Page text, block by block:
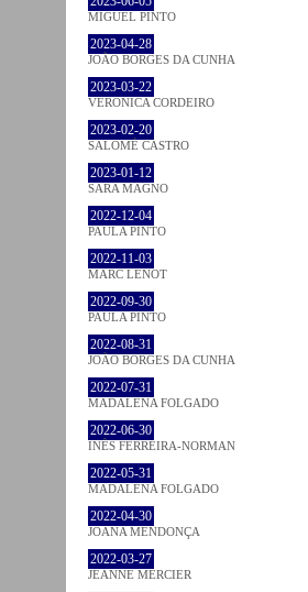
MIGUEL PINTO
2023-04-28
JOÃO BORGES DA CUNHA
2023-03-22
VERONICA CORDEIRO
2023-02-20
SALOMÉ CASTRO
2023-01-12
SARA MAGNO
2022-12-04
PAULA PINTO
2022-11-03
MARC LENOT
2022-09-30
PAULA PINTO
2022-08-31
JOÃO BORGES DA CUNHA
2022-07-31
MADALENA FOLGADO
2022-06-30
INÊS FERREIRA-NORMAN
2022-05-31
MADALENA FOLGADO
2022-04-30
JOANA MENDONÇA
2022-03-27
JEANNE MERCIER